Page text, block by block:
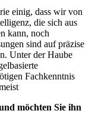
einig, dass wir von
die sich aus
kann, noch
sind auf präzise
Unter der Haube
Fachkenntnis
möchten Sie ihn